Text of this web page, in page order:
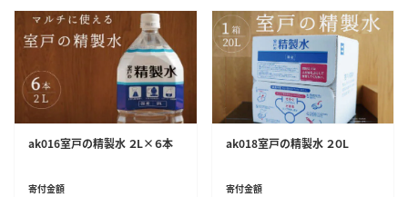
ak016室戸の精製水 ２L×６本
寄付金額
ak018室戸の精製水 ２０L
寄付金額